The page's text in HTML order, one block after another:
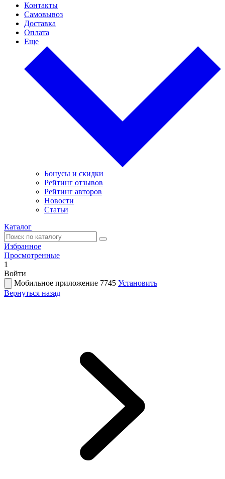
Контакты
Самовывоз
Доставка
Оплата
Еще
Бонусы и скидки
Рейтинг отзывов
Рейтинг авторов
Новости
Статьи
Каталог
Избранное
Просмотренные
1
Войти
Мобильное приложение 7745 Установить
Вернуться назад